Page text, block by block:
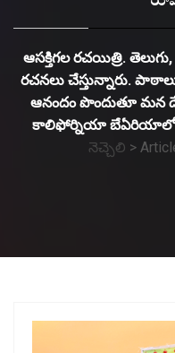
ఆసక్తిగల రచయిత్రి.
రచనలు చేస్తున్నారు.
ఆనందం పొందుతూ మన
కాలిఫోర్నియా బేఏరియాలో
నెచ్చెలి >